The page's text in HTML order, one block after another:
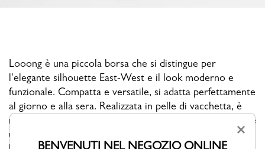
Looong è una piccola borsa che si distingue per
l'elegante silhouette East-West e il look moderno e
funzionale. Compatta e versatile, si adatta perfettamente
al giorno e alla sera. Realizzata in pelle di vacchetta, è
rifinita con una distintiva fibbia rettangolare che aggiunge
un tocco luminoso e grafico, migliorandone al contempo
×
BENVENUTI NEL NEGOZIO ONLINE